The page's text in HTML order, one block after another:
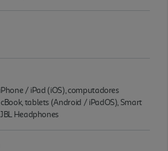
/ iPad (iOS), computadores
tablets (Android / iPadOS), Smart
Headphones